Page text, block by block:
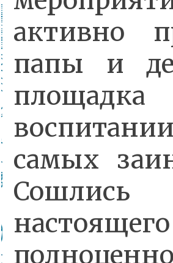
активно
папы и
самых